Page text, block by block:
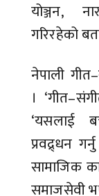
योञ्जन,
गरिरहेको
नेपाली
।
‘यसलाई
प्रवद्र्धन
सामाजिक
समाजसेवी